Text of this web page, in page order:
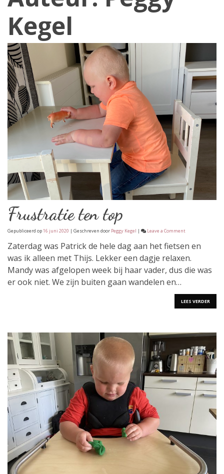
Kegel
Frustratie ten top
Gepubliceerd op16 juni 2020 | Geschreven door Peggy Kegel | Leave a Commenton
top
Zaterdag was Patrick de hele dag aan het fietsen en
was ik alleen met Thijs. Lekker een dagje relaxen.
Mandy was afgelopen week bij haar vader, dus die was
er ook niet. We zijn buiten gaan wandelen en…
LEES VERDER